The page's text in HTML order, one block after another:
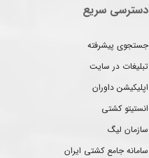
دسترسی سریع
جستجوی پیشرفته
تبلیغات در سایت
اپلیکیشن داوران
انستیتو کشتی
سازمان لیگ
سامانه جامع کشتی ایران